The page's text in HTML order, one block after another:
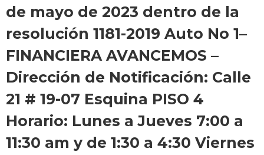
de mayo de 2023 dentro de la
resolución 1181-2019 Auto No 1–
FINANCIERA AVANCEMOS –
Dirección de Notificación: Calle
21 # 19-07 Esquina PISO 4
Horario: Lunes a Jueves 7:00 a
11:30 am y de 1:30 a 4:30 Viernes